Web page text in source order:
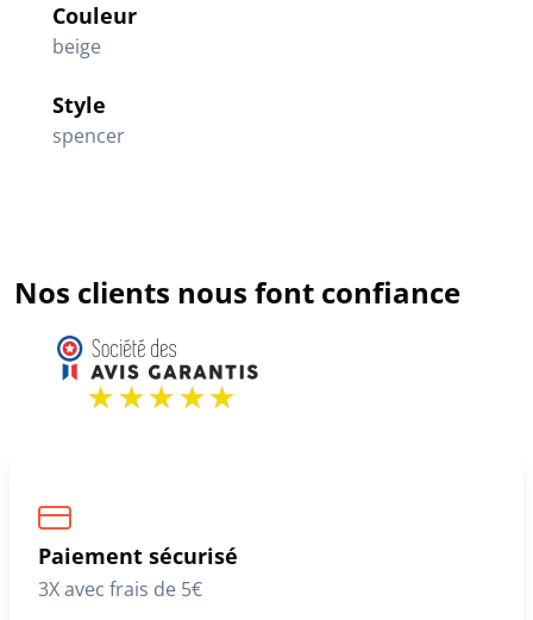
Couleur
beige
Style
spencer
Nos clients nous font confiance
Paiement sécurisé
3X avec frais de 5€